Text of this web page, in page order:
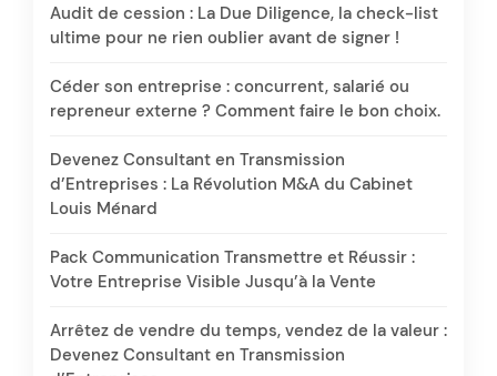
Audit de cession : La Due Diligence, la check-list
ultime pour ne rien oublier avant de signer !
Céder son entreprise : concurrent, salarié ou
repreneur externe ? Comment faire le bon choix.
Devenez Consultant en Transmission
d’Entreprises : La Révolution M&A du Cabinet
Louis Ménard
Pack Communication Transmettre et Réussir :
Votre Entreprise Visible Jusqu’à la Vente
Arrêtez de vendre du temps, vendez de la valeur :
Devenez Consultant en Transmission